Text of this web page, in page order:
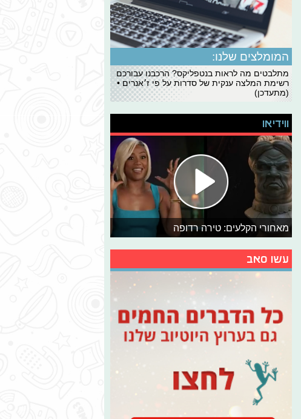
המומלצים שלנו:
מתלבטים מה לראות בנטפליקס? הרכבנו עבורכם
רשימת המלצה ענקית של סדרות על פי ז׳אנרים •
(מתעדכן)
ווידיאו
מאחורי הקלעים: טירה רדופה
עשו סאב